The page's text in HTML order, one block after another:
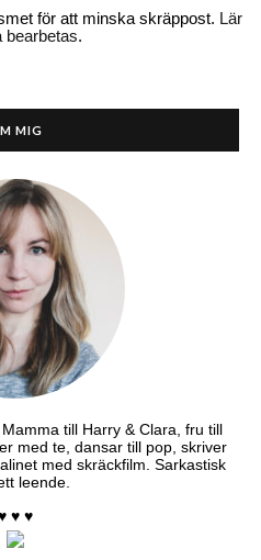
för att minska skräppost. Lär
bearbetas.
MIG
till Harry & Clara, fru till
med te, dansar till pop, skriver
med skräckfilm. Sarkastisk
leende.
♥ ♥